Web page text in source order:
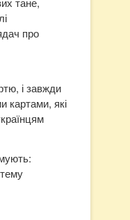
про
і завжди
картами, які